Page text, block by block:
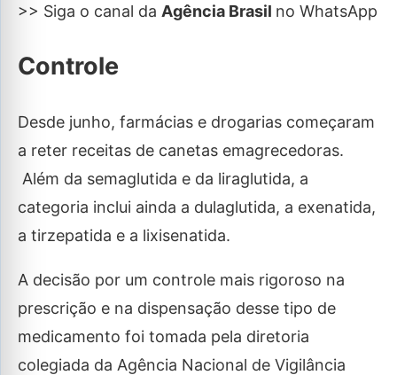
>> Siga o canal da Agência Brasil no WhatsApp
Controle
Desde junho, farmácias e drogarias começaram
a reter receitas de canetas emagrecedoras.
Além da semaglutida e da liraglutida, a
categoria inclui ainda a dulaglutida, a exenatida,
a tirzepatida e a lixisenatida.
A decisão por um controle mais rigoroso na
prescrição e na dispensação desse tipo de
medicamento foi tomada pela diretoria
colegiada da Agência Nacional de Vigilância